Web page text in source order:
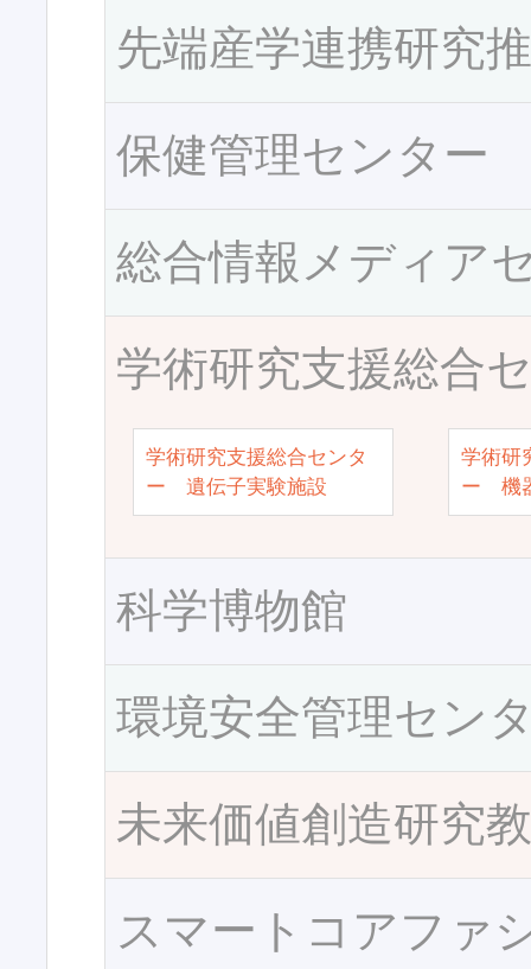
先端産学連携研究
保健管理センター
総合情報メディア
学術研究支援総合
学術研究支援総合センタ
ー 遺伝子実験施設
学術研
ー 機
科学博物館
環境安全管理セン
未来価値創造研究
スマートコアファ